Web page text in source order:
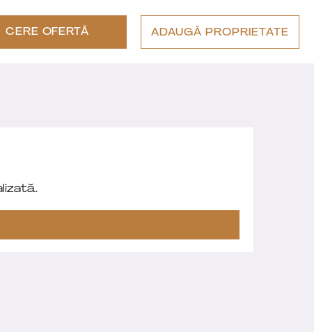
CERE OFERTĂ ADAUGĂ PROPRIETATE